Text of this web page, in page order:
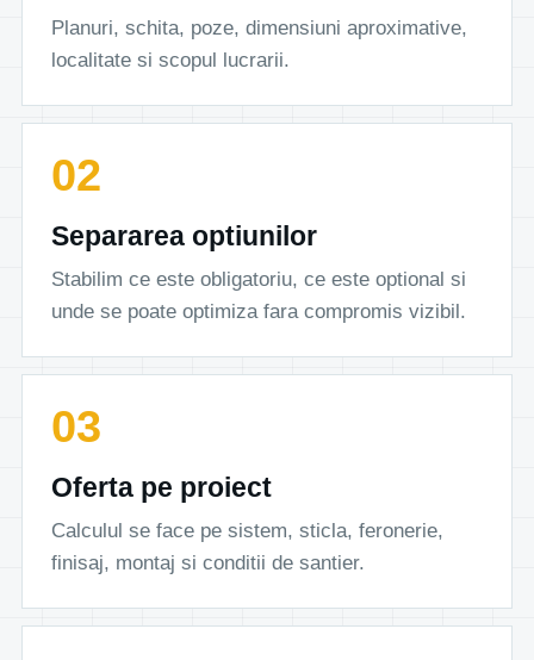
Planuri, schita, poze, dimensiuni aproximative,
localitate si scopul lucrarii.
Separarea optiunilor
Stabilim ce este obligatoriu, ce este optional si
unde se poate optimiza fara compromis vizibil.
Oferta pe proiect
Calculul se face pe sistem, sticla, feronerie,
finisaj, montaj si conditii de santier.